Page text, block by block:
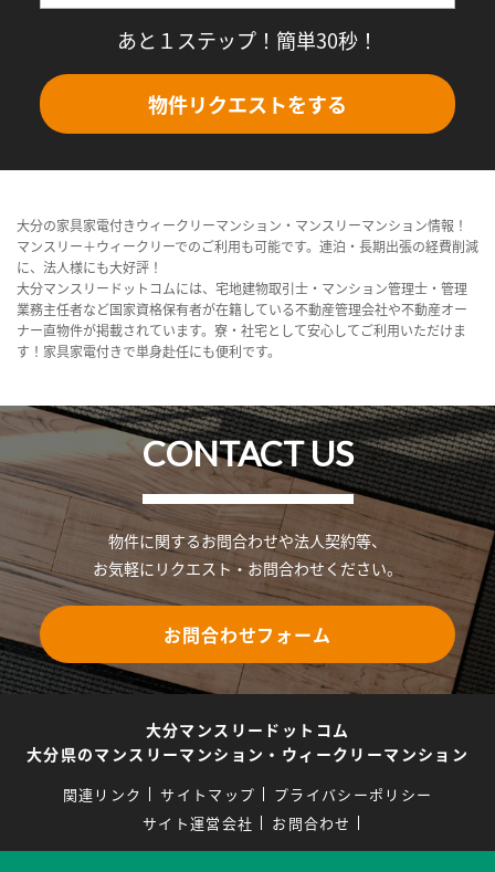
あと１ステップ！簡単30秒！
物件リクエストをする
大分の家具家電付きウィークリーマンション・マンスリーマンション情報！
マンスリー＋ウィークリーでのご利用も可能です。連泊・長期出張の経費削減
に、法人様にも大好評！
大分マンスリードットコムには、宅地建物取引士・マンション管理士・管理
業務主任者など国家資格保有者が在籍している不動産管理会社や不動産オー
ナー直物件が掲載されています。寮・社宅として安心してご利用いただけま
す！家具家電付きで単身赴任にも便利です。
CONTACT US
物件に関するお問合わせや法人契約等、
お気軽にリクエスト・お問合わせください。
お問合わせフォーム
大分マンスリードットコム
大分県のマンスリーマンション・ウィークリーマンション
関連リンク サイトマップ
プライバシーポリシー
サイト運営会社
お問合わせ